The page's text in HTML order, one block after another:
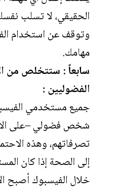
الحقيقي، لا تسلب
وتوقف عن استخدام
مهامك.
سابعاً : ستتخلص من
الفضوليين :
جميع مستخدمي
شخص فضولي –على
تصرفاتهم، وهذه
إلى الصحة إذا كان
خلال الفيسبوك أصبح